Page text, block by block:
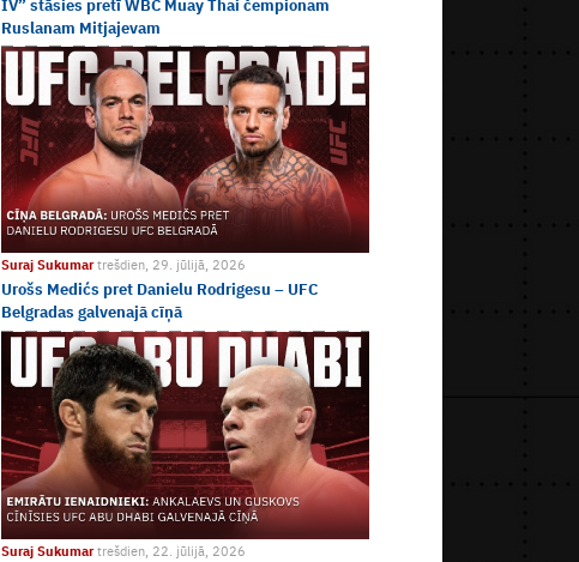
IV” stāsies pretī WBC Muay Thai čempionam
Ruslanam Mitjajevam
Suraj Sukumartrešdien, 29. jūlijā, 2026
Urošs Medićs pret Danielu Rodrigesu – UFC
Belgradas galvenajā cīņā
Suraj Sukumartrešdien, 22. jūlijā, 2026